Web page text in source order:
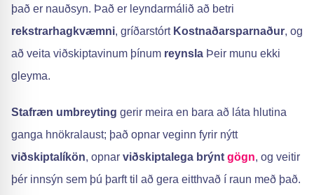
það er nauðsyn. Það er leyndarmálið að betri
rekstrarhagkvæmni, gríðarstórt Kostnaðarsparnaður, og
að veita viðskiptavinum þínum reynsla Þeir munu ekki
gleyma.
Stafræn umbreyting gerir meira en bara að láta hlutina
ganga hnökralaust; það opnar veginn fyrir nýtt
viðskiptalíkön, opnar viðskiptalega brýnt gögn, og veitir
þér innsýn sem þú þarft til að gera eitthvað í raun með það.